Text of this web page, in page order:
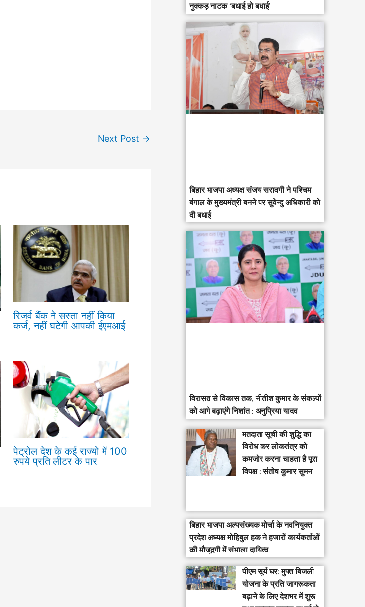
Next Post →
रिजर्व बैंक ने सस्ता नहीं किया
कर्ज, नहीं घटेगी आपकी ईएमआई
पेट्रोल देश के कई राज्यो में 100
रुपये प्रति लीटर के पार
नुक्कड़ नाटक ‘बधाई हो बधाई’
‎बिहार भाजपा अध्यक्ष संजय सरावगी ने पश्चिम
बंगाल के मुख्यमंत्री बनने पर सुवेन्दु अधिकारी को
दी बधाई
विरासत से विकास तक, नीतीश कुमार के संकल्पों
को आगे बढ़ाएंगे निशांत : अनुप्रिया यादव
मतदाता सूची की शुद्धि का
विरोध कर लोकतंत्र को
कमजोर करना चाहता है पूरा
विपक्ष : संतोष कुमार सुमन
बिहार भाजपा अल्पसंख्यक मोर्चा के नवनियुक्त
प्रदेश अध्यक्ष मोहिबुल हक ने हजारों कार्यकर्ताओं
की मौजूदगी में संभाला दायित्व
पीएम सूर्य घर: मुफ्त बिजली
योजना के प्रति जागरूकता
बढ़ाने के लिए देशभर में शुरू